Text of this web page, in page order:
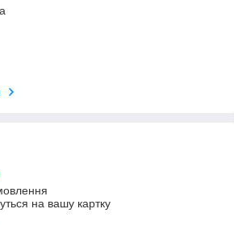
на вашу картку